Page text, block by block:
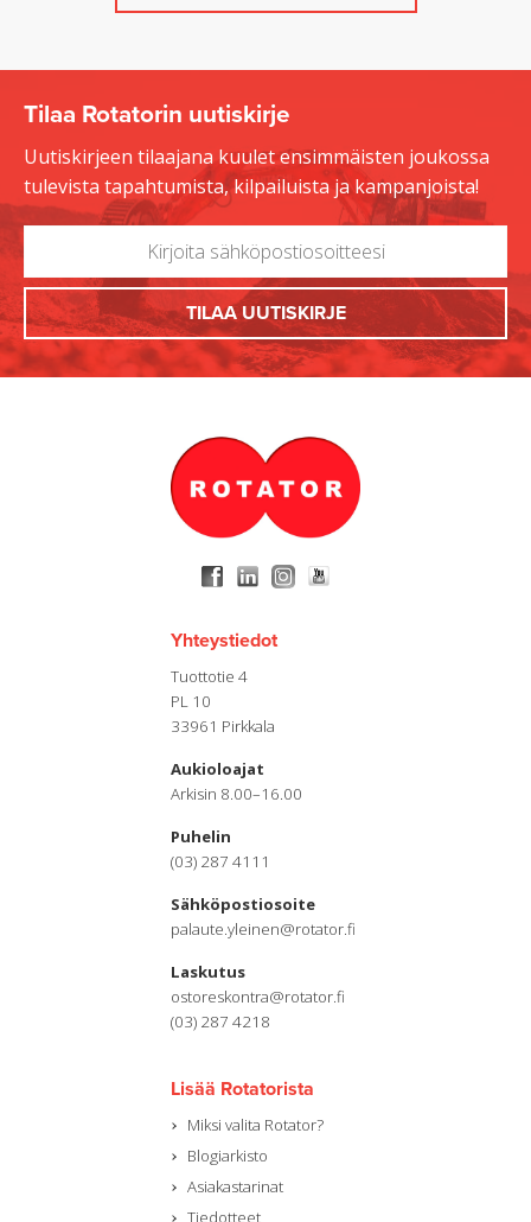
Tilaa Rotatorin uutiskirje
Uutiskirjeen tilaajana kuulet ensimmäisten joukossa
tulevista tapahtumista, kilpailuista ja kampanjoista!
Yhteystiedot
Tuottotie 4
PL 10
33961 Pirkkala
Aukioloajat
Arkisin 8.00–16.00
Puhelin
(03) 287 4111
Sähköpostiosoite
palaute.yleinen@rotator.fi
Laskutus
ostoreskontra@rotator.fi
(03) 287 4218
Lisää Rotatorista
Miksi valita Rotator?
Blogiarkisto
Asiakastarinat
Tiedotteet